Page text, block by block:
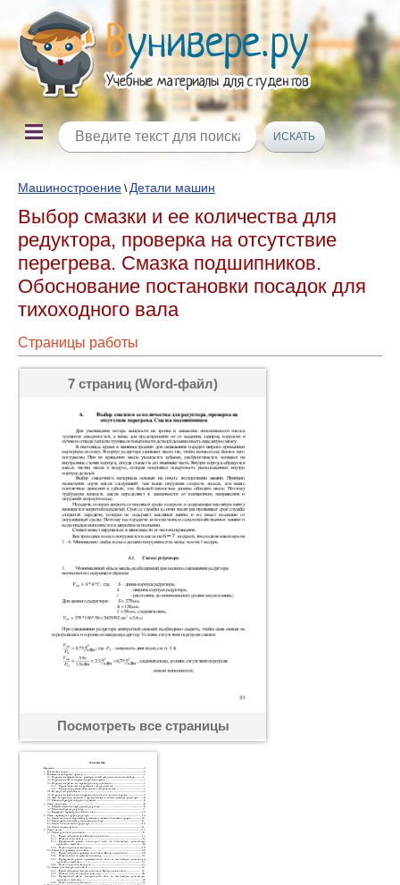
Машиностроение \ Детали машин
Выбор смазки и ее количества для
редуктора, проверка на отсутствие
перегрева. Смазка подшипников.
Обоснование постановки посадок для
тихоходного вала
Страницы работы
7 страниц (Word-файл)
Посмотреть все страницы